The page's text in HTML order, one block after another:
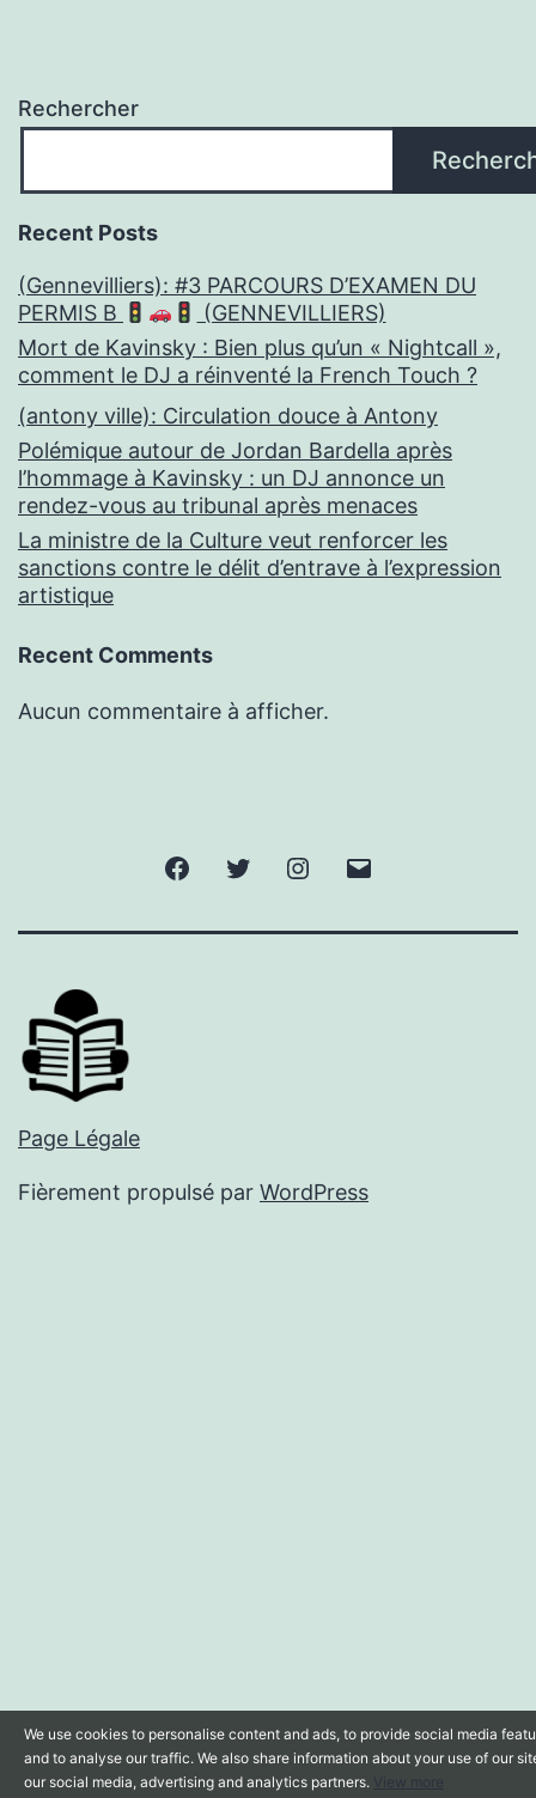
Rechercher
Recent Posts
(Gennevilliers): #3 PARCOURS D’EXAMEN DU
PERMIS B
(GENNEVILLIERS)
Mort de Kavinsky : Bien plus qu’un « Nightcall »,
comment le DJ a réinventé la French Touch ?
(antony ville): Circulation douce à Antony
Polémique autour de Jordan Bardella après
l’hommage à Kavinsky : un DJ annonce un
rendez-vous au tribunal après menaces
La ministre de la Culture veut renforcer les
sanctions contre le délit d’entrave à l’expression
artistique
Recent Comments
Aucun commentaire à afficher.
FacebookTwitter Instagram
Page Légale
Fièrement propulsé par WordPress
We use cookies to personalise content and ads, to provide social media
and to analyse our traffic. We also share information about your use of our
our social media, advertising and analytics partners.